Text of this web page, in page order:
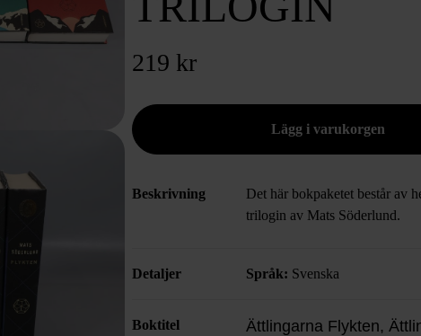
219 kr
Beskrivning
Det här bokpaketet består av
trilogin av Mats Söderlund.
Detaljer Språk: Svenska
Boktitel
Ättlingarna Flykten,